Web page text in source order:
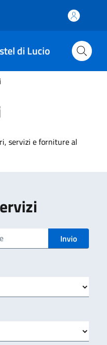
di Lucio
servizi e forniture al
Invio